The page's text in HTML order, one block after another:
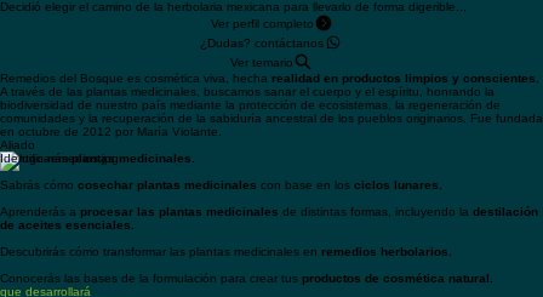
Facilitadores
Violante
Nació en Hidalgo el 22 de marzo de 1987, es herborista, agricultora y ecofeminista mexicana.
Decidió elegir el camino de la herbolaria mexicana para llevarlo de forma digerible...
Ver perfil completo
¿Dudas? contáctanos
Ver temario
Remedios del Bosque es cosmética viva, hecha realidad en productos limpios y conscientes.
A través de las plantas medicinales, buscamos sanar el cuerpo y el espíritu, honrando la
biodiversidad de nuestro país mediante la protección de ecosistemas, la regeneración de
comunidades y la recuperación de la sabiduría ancestral de los pueblos originarios. Fue fundada
en octubre de 2012 por María Violante.
Aliado
plantas medicinales.
Sabrás cómocosechar plantas medicinales
ciclos lunares.
Aprenderás a procesar las plantas medicinalesde distintas formas, incluyendo la
Descubrirás cómo transformar las plantas medicinales en